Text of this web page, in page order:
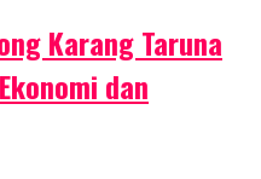
Karang Taruna
dan